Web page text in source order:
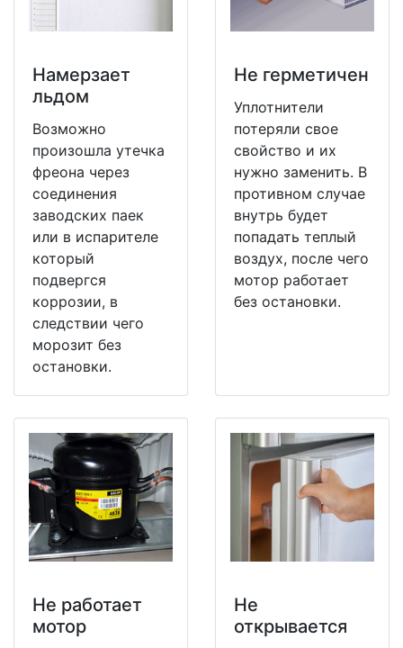
Намерзает
льдом
Возможно
произошла утечка
фреона через
соединения
заводских паек
или в испарителе
который
подвергся
коррозии, в
следствии чего
морозит без
остановки.
Не герметичен
Уплотнители
потеряли свое
свойство и их
нужно заменить. В
противном случае
внутрь будет
попадать теплый
воздух, после чего
мотор работает
без остановки.
Не работает
мотор
Не
открывается